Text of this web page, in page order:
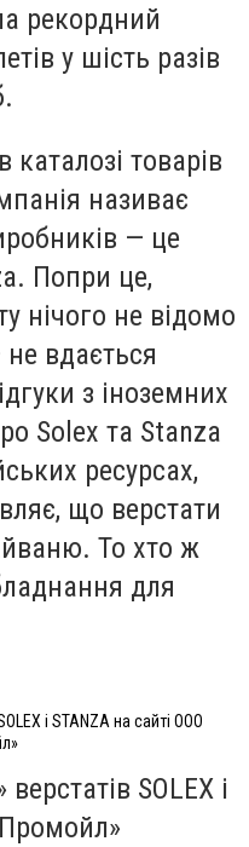
рекордний
у шість разів
каталозі товарів
називає
— це
Попри це,
нічого не відомо
вдається
з іноземних
Solex та Stanza
ресурсах,
що верстати
То хто ж
для
і STANZA на сайті ООО
SOLEX і